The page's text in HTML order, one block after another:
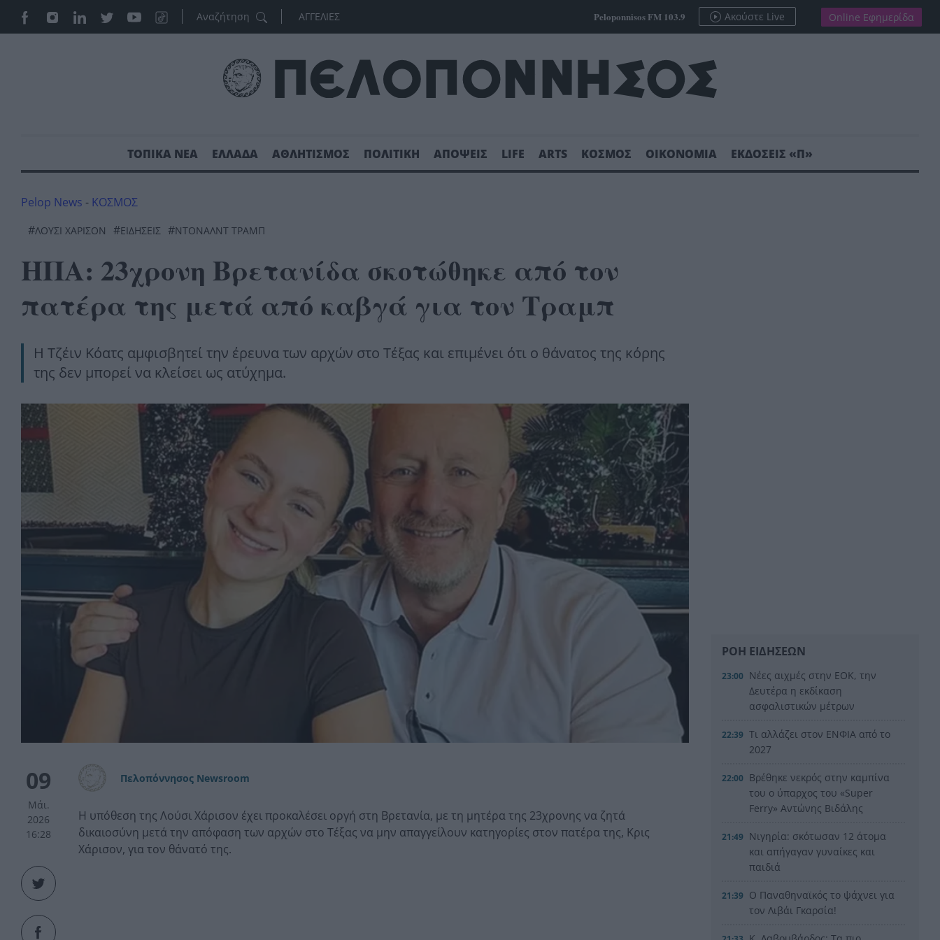
ΑΓΓΕΛΙΕΣ Peloponnisos FM 103.9 Ακούστε Live Online Εφημερίδα
ΤΟΠΙΚΑ ΝΕΑ ΕΛΛΑΔΑ ΑΘΛΗΤΙΣΜΟΣ ΠΟΛΙΤΙΚΗ ΑΠΟΨΕΙΣ LIFE ARTS ΚΟΣΜΟΣ ΟΙΚΟΝΟΜΙΑ ΕΚΔΟΣΕΙΣ «Π»
Pelop News - ΚΟΣΜΟΣ
#ΛΟΎΣΙ ΧΆΡΙΣΟΝ #ΕΙΔΗΣΕΙΣ #ΝΤΟΝΑΛΝΤ ΤΡΑΜΠ
ΗΠΑ: 23χρονη Βρετανίδα σκοτώθηκε από τον
πατέρα της μετά από καβγά για τον Τραμπ
Η Τζέιν Κόατς αμφισβητεί την έρευνα των αρχών στο Τέξας και επιμένει ότι ο θάνατος της κόρης
της δεν μπορεί να κλείσει ως ατύχημα.
09
Μάι.
2026
16:28
Πελοπόννησος Newsroom
Η υπόθεση της Λούσι Χάρισον έχει προκαλέσει οργή στη Βρετανία, με τη μητέρα της 23χρονης να ζητά
δικαιοσύνη μετά την απόφαση των αρχών στο Τέξας να μην απαγγείλουν κατηγορίες στον πατέρα της, Κρις
Χάρισον, για τον θάνατό της.
ΡΟΗ ΕΙΔΗΣΕΩΝ
23:00 Νέες αιχμές στην ΕΟΚ, την
Δευτέρα η εκδίκαση
ασφαλιστικών μέτρων
22:39 Τι αλλάζει στον ΕΝΦΙΑ από το
2027
22:00 Bρέθηκε νεκρός στην καμπίνα
του ο ύπαρχος του «Super
Ferry» Αντώνης Βιδάλης
21:49 Νιγηρία: σκότωσαν 12 άτομα
και απήγαγαν γυναίκες και
παιδιά
21:39 Ο Παναθηναϊκός το ψάχνει για
τον Λιβάι Γκαρσία!